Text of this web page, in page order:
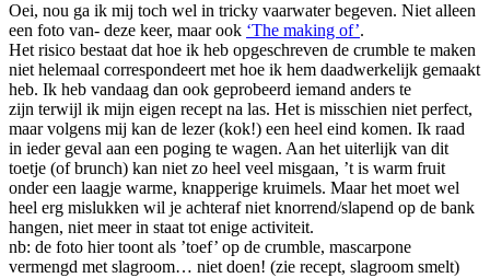
Oei, nou ga ik mij toch wel in tricky vaarwater begeven. Niet alleen
een foto van- deze keer, maar ook ‘The making of’.
Het risico bestaat dat hoe ik heb opgeschreven de crumble te maken
niet helemaal correspondeert met hoe ik hem daadwerkelijk gemaakt
heb. Ik heb vandaag dan ook geprobeerd iemand anders te
zijn terwijl ik mijn eigen recept na las. Het is misschien niet perfect,
maar volgens mij kan de lezer (kok!) een heel eind komen. Ik raad
in ieder geval aan een poging te wagen. Aan het uiterlijk van dit
toetje (of brunch) kan niet zo heel veel misgaan, ’t is warm fruit
onder een laagje warme, knapperige kruimels. Maar het moet wel
heel erg mislukken wil je achteraf niet knorrend/slapend op de bank
hangen, niet meer in staat tot enige activiteit.
nb: de foto hier toont als ’toef’ op de crumble, mascarpone
vermengd met slagroom… niet doen! (zie recept, slagroom smelt)